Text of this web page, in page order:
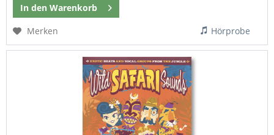
In den Warenkorb
Merken
Hörprobe